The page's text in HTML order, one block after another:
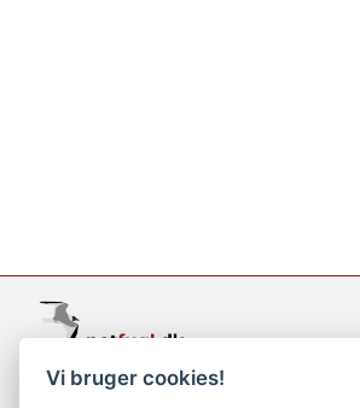
support@netfugl.dk
Vi bruger cookies!